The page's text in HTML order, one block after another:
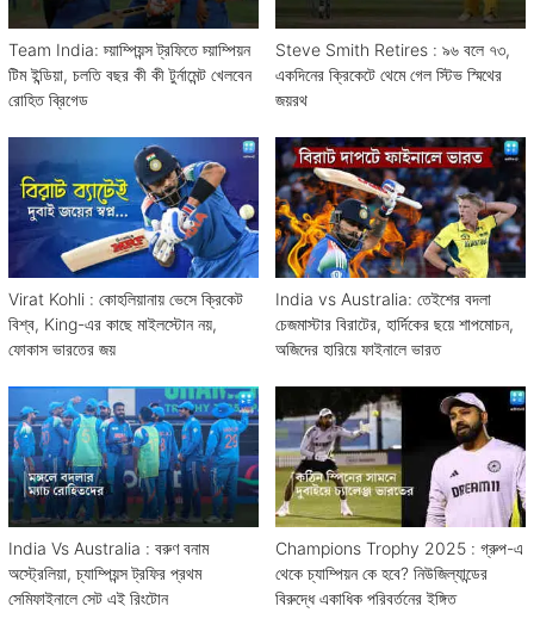
Team India: চ্য়াম্পিয়ন্স ট্রফিতে চ্য়াম্পিয়ন
টিম ইন্ডিয়া, চলতি বছর কী কী টুর্নামেন্ট খেলবেন
রোহিত ব্রিগেড
Steve Smith Retires : ৯৬ বলে ৭৩,
একদিনের ক্রিকেটে থেমে গেল স্টিভ স্মিথের
জয়রথ
Virat Kohli : কোহলিয়ানায় ভেসে ক্রিকেট
বিশ্ব, King-এর কাছে মাইলস্টোন নয়,
ফোকাস ভারতের জয়
India vs Australia: তেইশের বদলা
চেজমাস্টার বিরাটের, হার্দিকের ছয়ে শাপমোচন,
অজিদের হারিয়ে ফাইনালে ভারত
India Vs Australia : বরুণ বনাম
অস্ট্রেলিয়া, চ্যাম্পিয়ন্স ট্রফির প্রথম
সেমিফাইনালে সেট এই রিংটোন
Champions Trophy 2025 : গ্রুপ-এ
থেকে চ্যাম্পিয়ন কে হবে? নিউজিল্যান্ডের
বিরুদ্ধে একাধিক পরিবর্তনের ইঙ্গিত